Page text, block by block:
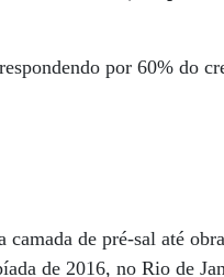
por 60% do
de pré-sal até
de 2016, no Rio de